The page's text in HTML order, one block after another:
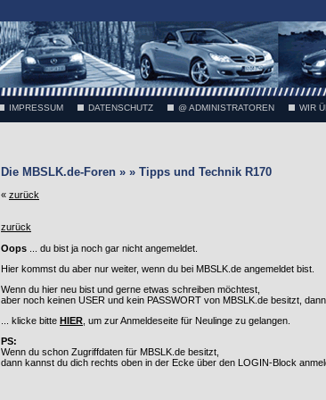
IMPRESSUM DATENSCHUTZ @ ADMINISTRATOREN WIR
Die MBSLK.de-Foren » » Tipps und Technik R170
« zurück
zurück
Oops ... du bist ja noch gar nicht angemeldet.
Hier kommst du aber nur weiter, wenn du bei MBSLK.de angemeldet bist.
Wenn du hier neu bist und gerne etwas schreiben möchtest,
aber noch keinen USER und kein PASSWORT von MBSLK.de besitzt, dann
... klicke bitte HIER , um zur Anmeldeseite für Neulinge zu gelangen.
PS:
Wenn du schon Zugriffdaten für MBSLK.de besitzt,
dann kannst du dich rechts oben in der Ecke über den LOGIN-Block